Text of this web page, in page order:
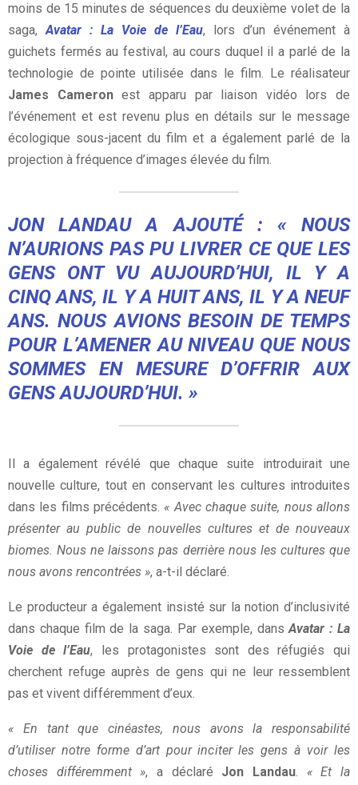
moins de 15 minutes de séquences du deuxième volet de la
saga,Avatar : La Voie de l’Eau, lors d’un événement à
guichets fermés au festival, au cours duquel il a parlé de la
technologie de pointe utilisée dans le film. Le réalisateur
James Cameronest apparu par liaison vidéo lors de
l’événement et est revenu plus en détails sur le message
écologique sous-jacent du film et a également parlé de la
projection à fréquence d’images élevée du film.
JON LANDAU A AJOUTÉ : « NOUS
N’AURIONS PAS PU LIVRER CE QUE LES
GENS ONT VU AUJOURD’HUI, IL Y A
CINQ ANS, IL Y A HUIT ANS, IL Y A NEUF
ANS. NOUS AVIONS BESOIN DE TEMPS
POUR L’AMENER AU NIVEAU QUE NOUS
SOMMES EN MESURE D’OFFRIR AUX
GENS AUJOURD’HUI. »
Il a également révélé que chaque suite introduirait une
nouvelle culture, tout en conservant les cultures introduites
dans les films précédents. « Avec chaque suite, nous allons
présenter au public de nouvelles cultures et de nouveaux
biomes. Nous ne laissons pas derrière nous les cultures que
nous avons rencontrées », a-t-il déclaré.
Le producteur a également insisté sur la notion d’inclusivité
dans chaque film de la saga. Par exemple, dansAvatar : La
Voie de l’Eau, les protagonistes sont des réfugiés qui
cherchent refuge auprès de gens qui ne leur ressemblent
pas et vivent différemment d’eux.
« En tant que cinéastes, nous avons la responsabilité
d’utiliser notre forme d’art pour inciter les gens à voir les
choses différemment », a déclaré Jon Landau. « Et la